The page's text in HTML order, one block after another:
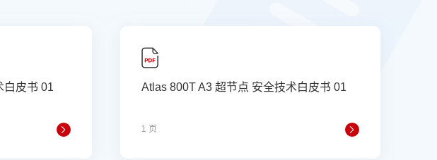
白皮书 01 Atlas 800T A3 超节点 安全技术白皮书 01
1 页